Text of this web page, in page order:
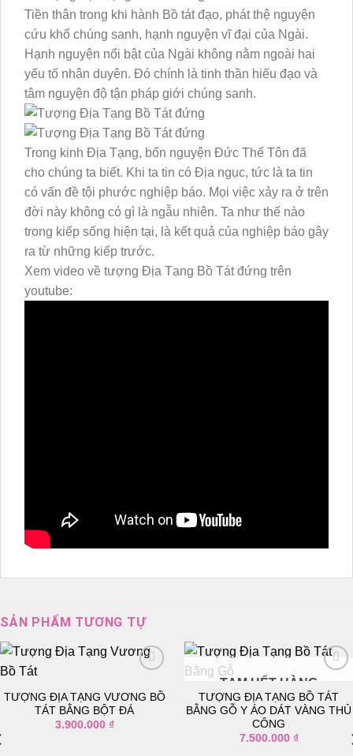
Tiền thân trong khi hành Bồ tát đạo, phát thệ nguyện
cứu khổ chúng sanh, hạnh nguyện vĩ đại của Ngài.
Hạnh nguyện nổi bật của Ngài không nằm ngoài hai
yếu tố nhân duyên. Đó chính là tinh thần hiếu đạo và
tâm nguyện độ tận pháp giới chúng sanh.
Trong kinh Địa Tạng, bổn nguyện Đức Thế Tôn đã
cho chúng ta biết. Khi ta tin có Địa ngục, tức là ta tin
có vấn đề tội phước nghiệp báo. Mọi việc xảy ra ở trên
đời này không có gì là ngẫu nhiên. Ta như thế nào
trong kiếp sống hiện tại, là kết quả của nghiệp báo gây
ra từ những kiếp trước.
Xem video về tượng Địa Tạng Bồ Tát đứng trên
youtube:
SẢN PHẨM TƯƠNG TỰ
TƯỢNG ĐỊA TẠNG VƯƠNG BỒ
TÁT BẰNG BỘT ĐÁ
3.900.000 ₫
TẠM HẾT HÀNG
Thêm
TƯỢNG ĐỊA TẠNG BỒ TÁT
BẰNG GỖ Y ÁO DÁT VÀNG THỦ
CÔNG
7.500.000 ₫